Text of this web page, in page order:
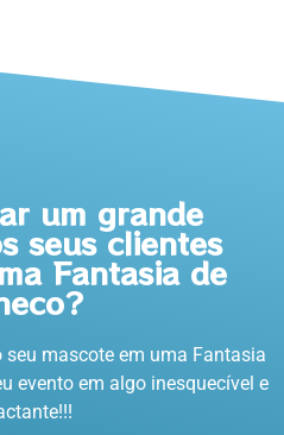
um grande
seus clientes
Fantasia de
mascote em uma Fantasia
evento em algo inesquecível e